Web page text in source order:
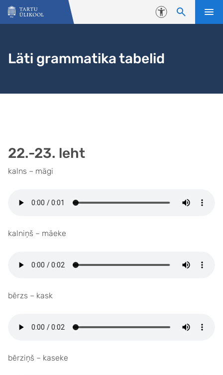
Liigu edasi põhisisu juurde
Juurdepääsetavus
Läti grammatika tabelid
22.-23. leht
kalns – mägi
kalniņš – mäeke
bērzs – kask
bērziņš – kaseke